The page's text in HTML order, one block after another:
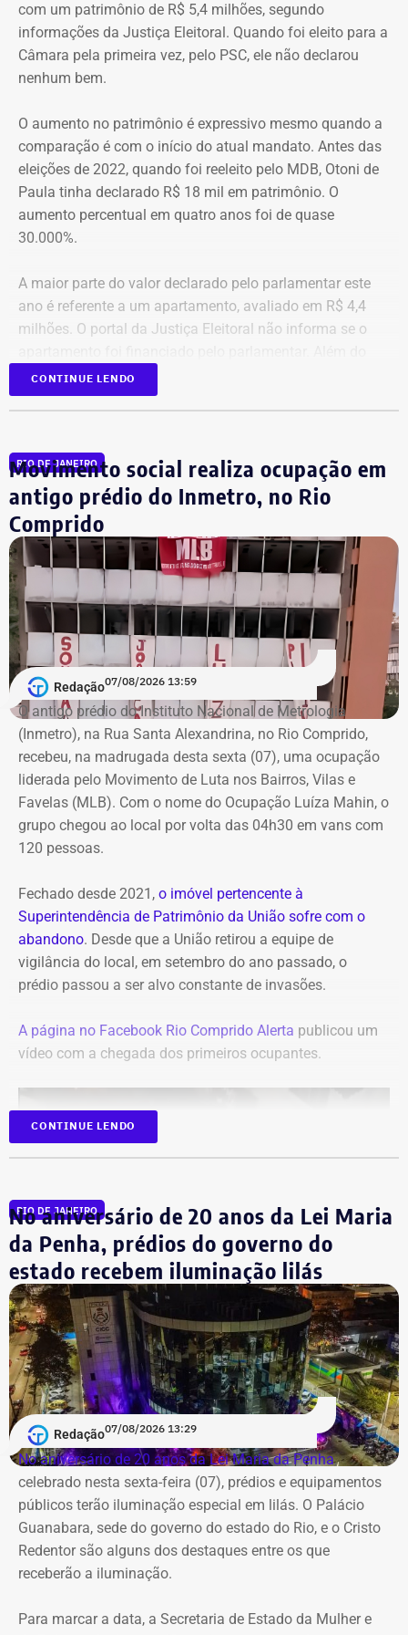
“O Brasil perde um dos grandes nomes da economia e da
formulação de políticas públicas voltadas ao
desenvolvimento. Tito Bruno Ryff deixa um legado construído
público, à vida acadêmica e ao fortalecimento do ambiente de
negócios, com importantes contribuições para o Estado do
Rio de Janeiro e para o país. Sua atuação foi marcada pelo
compromisso com a modernização da gestão pública, a
simplificação de processos e a promoção do
desenvolvimento econômico. Neste momento de tristeza,
exemplo de competência e dedicação ao bem comum”, disse
a nota.
com um patrimônio de R$ 5,4 milhões, segundo
informações da Justiça Eleitoral. Quando foi eleito para a
Câmara pela primeira vez, pelo PSC, ele não declarou
nenhum bem.
O aumento no patrimônio é expressivo mesmo quando a
comparação é com o início do atual mandato. Antes das
eleições de 2022, quando foi reeleito pelo MDB, Otoni de
Paula tinha declarado R$ 18 mil em patrimônio. O
aumento percentual em quatro anos foi de quase
30.000%.
A maior parte do valor declarado pelo parlamentar este
ano é referente a um apartamento, avaliado em R$ 4,4
milhões. O portal da Justiça Eleitoral não informa se o
imóvel, a lista de bens inclui veículos que somam R$ 530
mil e outros direitos e aplicações que totalizam R$ 513,5
Pastor evangélico,Otoni de Paulafoi vereador da cidade
do Rio antes de ser eleito para a Câmara em 2018.
A declaração de bens é uma exigência obrigatória para
todos os candidatos. O sistema do TSE disponibiliza
essas informações para consulta pública com o objetivo
de garantir a transparência sobre a situação financeira
dos candidatos.
CONTINUE LENDO
RIO DE JANEIRO
Movimento social realiza ocupação em
antigo prédio do Inmetro, no Rio
Comprido
Redação07/08/2026 13:59
O antigo prédio do Instituto Nacional de Metrologia
(Inmetro), na Rua Santa Alexandrina, no Rio Comprido,
recebeu, na madrugada desta sexta (07), uma ocupação
liderada pelo Movimento de Luta nos Bairros, Vilas e
Favelas (MLB). Com o nome do Ocupação Luíza Mahin, o
grupo chegou ao local por volta das 04h30 em vans com
120 pessoas.
Fechado desde 2021, o imóvel pertencente à
Superintendência de Patrimônio da União sofre com o
abandono. Desde que a União retirou a equipe de
vigilância do local, em setembro do ano passado, o
prédio passou a ser alvo constante de invasões.
A página no Facebook Rio Comprido Alerta publicou um
vídeo com a chegada dos primeiros ocupantes.
Morador da Rua Santa Alexandrina filma chegada de ônibus ao prédio do
Inmetro — Foto: Reprodução/Facebook/Rio Comprido Alerta.
Em maio deste ano, equipés da Prefeitura do Rio
realizaram a lacração do imóvel após negociações com a
Superintendência do Patrimônio da União,
Posteriormente, também no mesmo mês, a SPU decidiu
de instalar novas repartições.
CONTINUE LENDO
RIO DE JANEIRO
No aniversário de 20 anos da Lei Maria
da Penha, prédios do governo do
estado recebem iluminação lilás
Redação07/08/2026 13:29
No aniversário de 20 anos da Lei Maria da Penha,
celebrado nesta sexta-feira (07), prédios e equipamentos
públicos terão iluminação especial em lilás. O Palácio
Guanabara, sede do governo do estado do Rio, e o Cristo
Redentor são alguns dos destaques entre os que
receberão a iluminação.
Para marcar a data, a Secretaria de Estado da Mulher e